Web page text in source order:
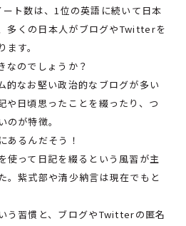
ト数は、1位の英語に続いて日本
多くの日本人がブログやTwitterを
す。
なのでしょうか？
的なお堅い政治的なブログが多い
や日頃思ったことを綴ったり、つ
が特徴。
にあるんだそう！
使って日記を綴るという風習が主
。紫式部や清少納言は現在でもと
う習慣と、ブログやTwitterの匿名